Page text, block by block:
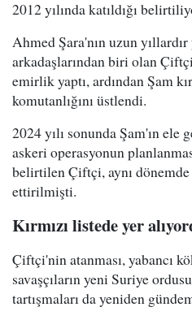
2012 yılında katıldığı
Ahmed Şara'nın uzun yıllardır
arkadaşlarından biri olan
emirlik yaptı, ardından Şam
komutanlığını üstlendi.
2024 yılı sonunda Şam'ın
askeri operasyonun
belirtilen Çiftçi, aynı
ettirilmişti.
Kırmızı listede yer
Çiftçi'nin atanması, yabancı
savaşçıların yeni Suriye
tartışmaları da yeniden